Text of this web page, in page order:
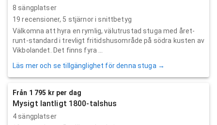
8 sängplatser
19 recensioner, 5 stjärnor i snittbetyg
Välkomna att hyra en rymlig, välutrustad stuga med året-
runt-standard i trevligt fritidshusområde på södra kusten av
Vikbolandet. Det finns fyra ...
Läs mer och se tillgänglighet för denna stuga →
Från 1 795 kr per dag
Mysigt lantligt 1800-talshus
4 sängplatser